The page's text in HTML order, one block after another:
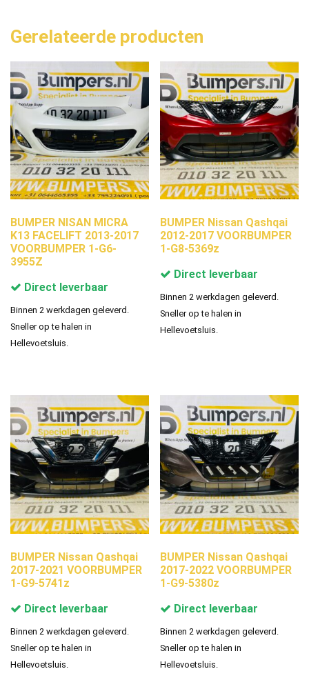
Gerelateerde producten
BUMPER NISAN MICRA
K13 FACELIFT 2013-2017
VOORBUMPER 1-G6-
3955Z
Direct leverbaar
Binnen 2 werkdagen geleverd.
Sneller op te halen in
Hellevoetsluis.
BUMPER Nissan Qashqai
2012-2017 VOORBUMPER
1-G8-5369z
Direct leverbaar
Binnen 2 werkdagen geleverd.
Sneller op te halen in
Hellevoetsluis.
BUMPER Nissan Qashqai
2017-2021 VOORBUMPER
1-G9-5741z
Direct leverbaar
Binnen 2 werkdagen geleverd.
Sneller op te halen in
Hellevoetsluis.
BUMPER Nissan Qashqai
2017-2022 VOORBUMPER
1-G9-5380z
Direct leverbaar
Binnen 2 werkdagen geleverd.
Sneller op te halen in
Hellevoetsluis.